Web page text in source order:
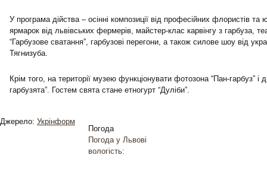
У програма дійства – осінні композиції від професійних флористів та
ярмарок від львівських фермерів, майстер-клас карвінгу з гарбуза,
“Гарбузове сватання”, гарбузові перегони, а також силове шоу від
Тягнизуба.
Крім того, на території музею функціонувати фотозона “Пан-гарбуз” і
гарбузята”. Гостем свята стане етногурт “Дуліби”.
Джерело: Укрінформ
Погода
Погода у Львові
вологість: